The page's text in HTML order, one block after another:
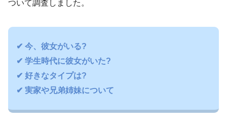
ついて調査しました。
✔ 今、彼女がいる?
✔ 学生時代に彼女がいた?
✔ 好きなタイプは?
✔ 実家や兄弟姉妹について